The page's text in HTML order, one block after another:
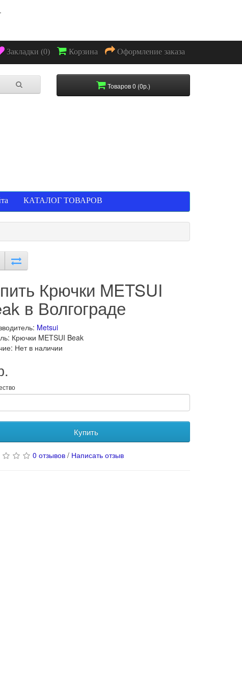
Закладки (0) Корзина Оформление заказа
Товаров 0 (0р.)
КАТАЛОГ ТОВАРОВ
Крючки METSUI
в Волгограде
Metsui
Крючки METSUI Beak
Нет в наличии
Купить
0 отзывов / Написать отзыв